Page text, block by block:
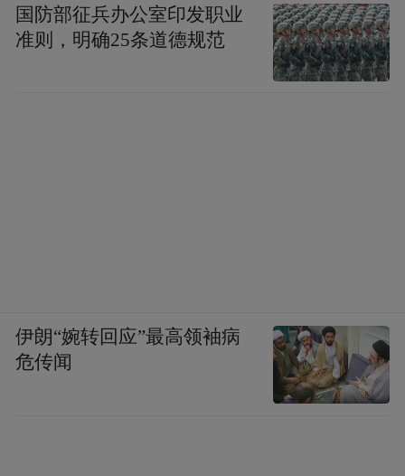
国防部征兵办公室印发职业
准则，明确25条道德规范
伊朗“婉转回应”最高领袖病
危传闻